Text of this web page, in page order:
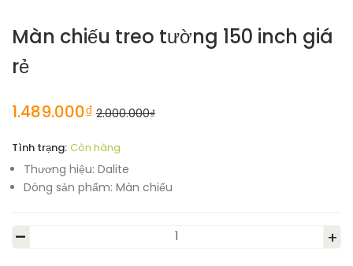
Màn chiếu treo tường 150 inch giá
rẻ
1.489.000₫ 2.000.000₫
Tình trạng: Còn hàng
Thương hiệu: Dalite
Dòng sản phẩm: Màn chiếu
- +